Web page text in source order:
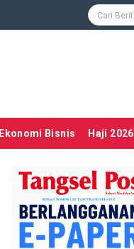
Ekonomi Bisnis Haji 2026